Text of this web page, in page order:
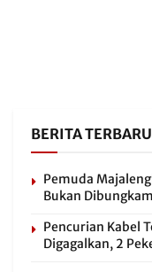
BERITA TERBARU
Pemuda
Bukan Dibungkam
Pencurian Kabel
Digagalkan, 2